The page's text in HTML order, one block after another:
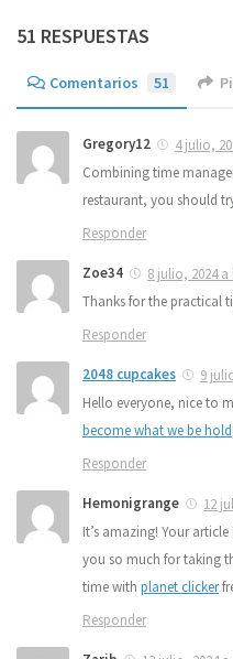
51 RESPUESTAS
Comentarios 51
Gregory12
4 julio,
Combining time
restaurant, you should
Responder
Zoe34
8 julio, 2024 a
Thanks for the practical
Responder
2048 cupcakes
9
Hello everyone, nice to
become what we be hold
Responder
Hemonigrange
12
It’s amazing! Your
you so much for taking
time with planet clicker
Responder